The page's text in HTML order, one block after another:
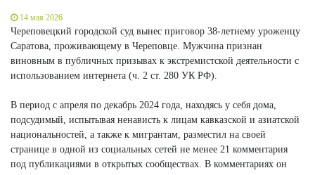
14 мая 2026
Череповецкий городской суд вынес приговор 38-летнему уроженцу
Саратова, проживающему в Череповце. Мужчина признан
виновным в публичных призывах к экстремистской деятельности с
использованием интернета (ч. 2 ст. 280 УК РФ).
В период с апреля по декабрь 2024 года, находясь у себя дома,
подсудимый, испытывая ненависть к лицам кавказской и азиатской
национальностей, а также к мигрантам, разместил на своей
странице в одной из социальных сетей не менее 21 комментария
под публикациями в открытых сообществах. В комментариях он